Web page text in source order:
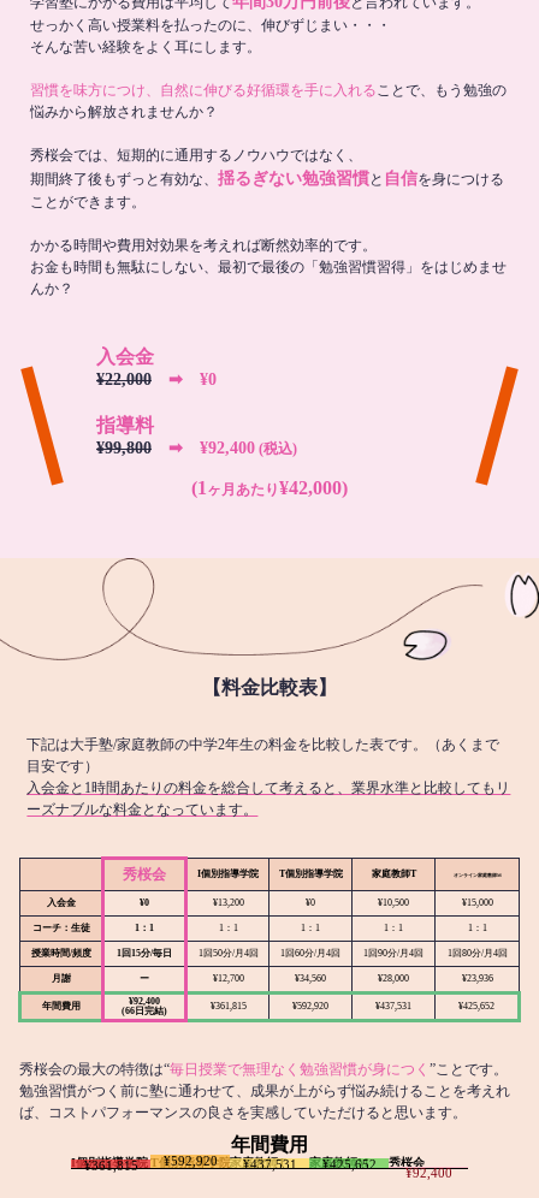
せっかく高い授業料を払ったのに、伸びずじまい・・・
そんな苦い経験をよく耳にします。
習慣を味方につけ、自然に伸びる好循環を手に入れることで、もう勉強の
悩みから解放されませんか？
秀桜会では、短期的に通用するノウハウではなく、
期間終了後もずっと有効な、 揺るぎない勉強習慣と 自信を身につける
ことができます。
かかる時間や費用対効果を考えれば断然効率的です。
お金も時間も無駄にしない、最初で最後の「勉強習慣習得」をはじめませ
んか？
入会金
¥22,000 ➡︎ ¥0
指導料
¥99,800 ➡︎ ¥92,400 (税込)
(1 ヶ月あたり¥42,000)
【料金比較表】
下記は大手塾/家庭教師の中学2年生の料金を比較した表です。（あくまで
目安です）
入会金と1時間あたりの料金を総合して考えると、業界水準と比較してもリ
ーズナブルな料金となっています。
秀桜会 I個別指導学院 T個別指導学院 家庭教師T オンライン家庭教師M
入会金 ¥0 ¥13,200 ¥0 ¥10,500 ¥15,000
コーチ：生徒 1：1 1：1 1：1 1：1 1：1
授業時間/頻度 1回15分/毎日 1回50分/月4回 1回60分/月4回 1回90分/月4回 1回80分/月4回
月謝 ー ¥12,700 ¥34,560 ¥28,000 ¥23,936
年間費用
¥92,400
(66日完結)
¥361,815 ¥592,920 ¥437,531 ¥425,652
秀桜会の最大の特徴は“毎日授業で無理なく勉強習慣が身につく ”ことです。
勉強習慣がつく前に塾に通わせて、成果が上がらず悩み続けることを考えれ
ば、コストパフォーマンスの良さを実感していただけると思います。
年間費用
I個別指導学院
¥361,815 T個別指導学院
¥592,920 家庭教師T
¥437,531 家庭教師M
¥425,652 秀桜会
¥92,400